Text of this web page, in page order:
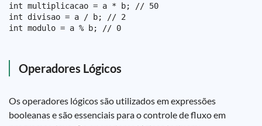
int multiplicacao = a * b; // 50
int divisao = a / b; // 2
Operadores Lógicos
Os operadores lógicos são utilizados em expressões
booleanas e são essenciais para o controle de fluxo em